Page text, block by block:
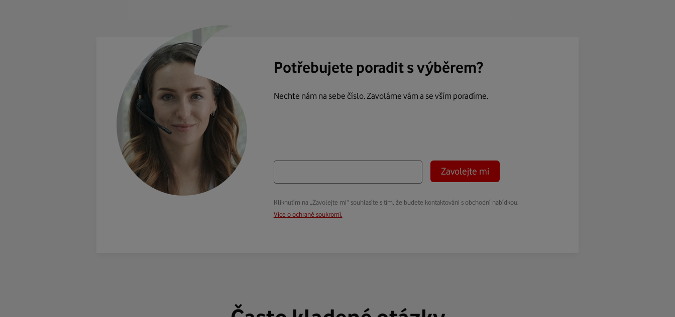
Potřebujete poradit s výběrem?
Nechte nám na sebe číslo. Zavoláme vám a se vším poradíme.
Zavolejte mi
Kliknutím na „Zavolejte mi“ souhlasíte s tím, že budete kontaktováni s obchodní nabídkou.
Více o ochraně soukromí.